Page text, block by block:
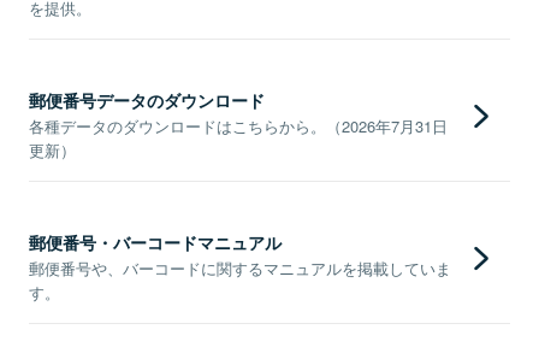
を提供。
郵便番号データのダウンロード
各種データのダウンロードはこちらから。（2026年7月31日
更新）
郵便番号・バーコードマニュアル
郵便番号や、バーコードに関するマニュアルを掲載していま
す。